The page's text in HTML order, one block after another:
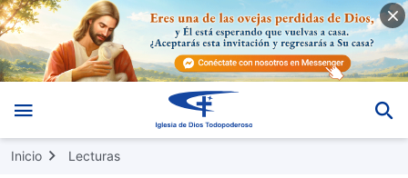
Inicio Lecturas